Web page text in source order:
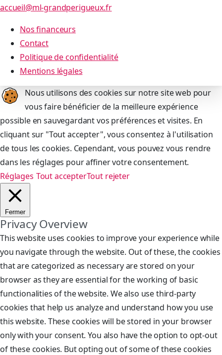
accueil@ml-grandperigueux.fr
Nos financeurs
Contact
Politique de confidentialité
Mentions légales
Nous utilisons des cookies sur notre site web pour
vous faire bénéficier de la meilleure expérience
possible en sauvegardant vos préférences et visites. En
cliquant sur "Tout accepter", vous consentez à l'utilisation
de tous les cookies. Cependant, vous pouvez vous rendre
dans les réglages pour affiner votre consentement.
Réglages Tout accepterTout rejeter
Fermer
Privacy Overview
This website uses cookies to improve your experience while
you navigate through the website. Out of these, the cookies
that are categorized as necessary are stored on your
browser as they are essential for the working of basic
functionalities of the website. We also use third-party
cookies that help us analyze and understand how you use
this website. These cookies will be stored in your browser
only with your consent. You also have the option to opt-out
of these cookies. But opting out of some of these cookies